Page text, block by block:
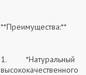
**Преимущества:**
1. *Натуральный